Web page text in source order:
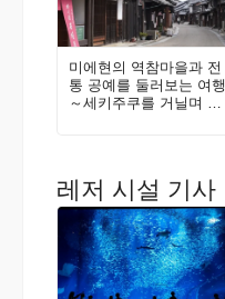
미에현의 역참마을과 전
통 공예를 둘러보는 여행
～세키주쿠를 거닐며 이
레저 시설 기사